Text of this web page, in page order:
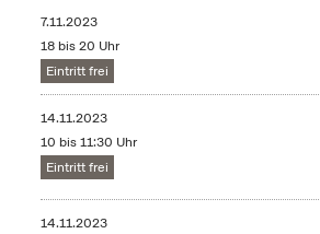
7.11.2023
18 bis 20 Uhr
Eintritt frei
14.11.2023
10 bis 11:30 Uhr
Eintritt frei
14.11.2023